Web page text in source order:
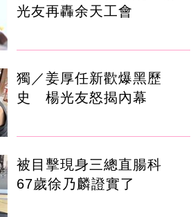
光友再轟余天工會
獨／姜厚任新歡爆黑歷
史 楊光友怒揭內幕
被目擊現身三總直腸科
67歲徐乃麟證實了